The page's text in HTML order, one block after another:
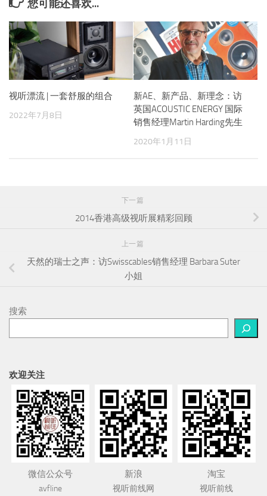
您可能还喜欢...
视听漂流 | 一套舒服的组合
2022年7月8日
新AE、新产品、新理念：访
英国ACOUSTIC ENERGY 国际
销售经理Martin Harding先生
2020年1月11日
下一篇
2014香港高级视听展精彩回顾
上一篇
天然的瑞士之声：访Swisscables销售经理 Barbara Suter
小姐
搜索
欢迎关注
微信公众号
avfline
新浪
视听前线网
淘宝
视听前线